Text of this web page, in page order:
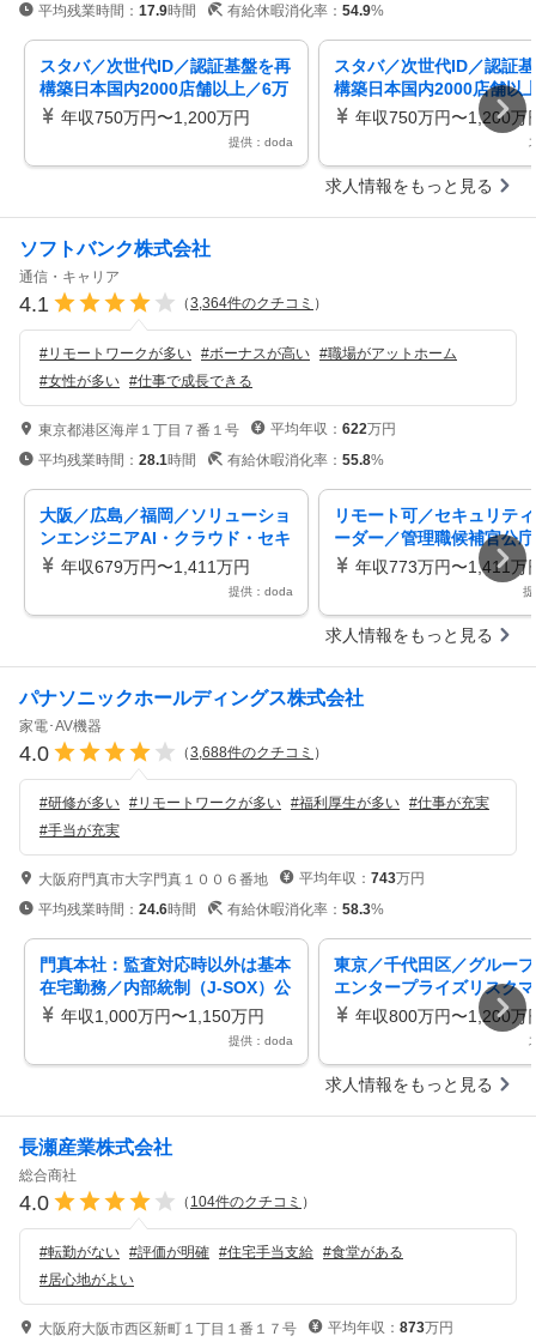
平均残業時間： 17.9時間 有給休暇消化率： 54.9%
スタバ／次世代ID／認証基盤を再
構築日本国内2000店舗以上／6万
人の店舗従業員の業務を支える
年収750万円〜1,200万円
提供：doda
スタバ／次世代ID／認証
構築日本国内2000店舗以
人の店舗従業員の業務を
年収750万円〜1,200万
求人情報をもっと見る
ソフトバンク株式会社
通信・キャリア
4.1 （3,364件のクチコミ ）
#リモートワークが多い #ボーナスが高い #職場がアットホーム
#女性が多い #仕事で成長できる
東京都港区海岸１丁目７番１号 平均年収： 622万円
平均残業時間： 28.1時間 有給休暇消化率： 55.8%
大阪／広島／福岡／ソリューショ
ンエンジニアAI・クラウド・セキ
ュリティを活用在宅可／H
年収679万円〜1,411万円
提供：doda
リモート可／セキュリテ
ーダー／管理職候補官公
企業のセキュリティ基盤
年収773万円〜1,411万
求人情報をもっと見る
パナソニックホールディングス株式会社
家電･AV機器
4.0 （3,688件のクチコミ ）
#研修が多い #リモートワークが多い #福利厚生が多い #仕事が充実
#手当が充実
大阪府門真市大字門真１００６番地 平均年収： 743万円
平均残業時間： 24.6時間 有給休暇消化率： 58.3%
門真本社：監査対応時以外は基本
在宅勤務／内部統制（J-SOX）公
認会計士資格・英語力を活かす
年収1,000万円〜1,150万円
提供：doda
東京／千代田区／グルー
エンタープライズリスク
ント推進 リモート・フレ
年収800万円〜1,200万
求人情報をもっと見る
長瀬産業株式会社
総合商社
4.0 （ 104件のクチコミ ）
#転勤がない #評価が明確 #住宅手当支給 #食堂がある
#居心地がよい
大阪府大阪市西区新町１丁目１番１７号 平均年収： 873万円